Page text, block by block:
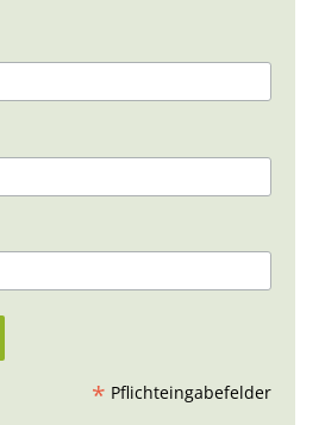
* Pflichteingabefelder